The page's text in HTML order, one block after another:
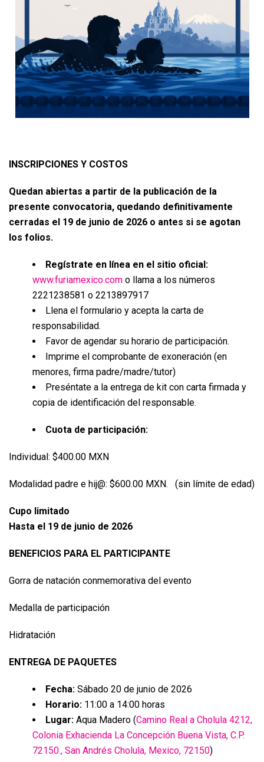
INSCRIPCIONES Y COSTOS
Quedan abiertas a partir de la publicación de la
presente convocatoria, quedando definitivamente
cerradas el 19 de junio de 2026 o antes si se agotan
los folios.
Regístrate en línea en el sitio oficial:
www.furiamexico.com o llama a los números
2221238581 o 2213897917
Llena el formulario y acepta la carta de
responsabilidad.
Favor de agendar su horario de participación.
Imprime el comprobante de exoneración (en
menores, firma padre/madre/tutor)
Preséntate a la entrega de kit con carta firmada y
copia de identificación del responsable.
Cuota de participación:
Individual: $400.00 MXN
Modalidad padre e hij@: $600.00 MXN. (sin límite de edad)
Cupo limitado
Hasta el 19 de junio de 2026
BENEFICIOS PARA EL PARTICIPANTE
Gorra de natación conmemorativa del evento
Medalla de participación
Hidratación
ENTREGA DE PAQUETES
Fecha: Sábado 20 de junio de 2026
Horario: 11:00 a 14:00 horas
Lugar: Aqua Madero (Camino Real a Cholula 4212,
Colonia Exhacienda La Concepción Buena Vista, C.P.
72150., San Andrés Cholula, Mexico, 72150)